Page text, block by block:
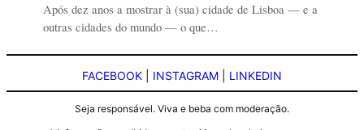
Após dez anos a mostrar à (sua) cidade de Lisboa — e a
outras cidades do mundo — o que…
FACEBOOK INSTAGRAM LINKEDIN
Seja responsável. Viva e beba com moderação.